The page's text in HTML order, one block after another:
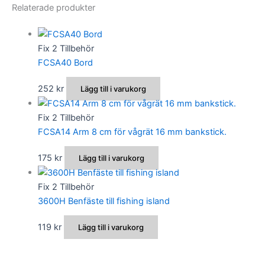
Relaterade produkter
Fix 2 Tillbehör
FCSA40 Bord
252 kr Lägg till i varukorg
Fix 2 Tillbehör
FCSA14 Arm 8 cm för vågrät 16 mm bankstick.
175 kr Lägg till i varukorg
Fix 2 Tillbehör
3600H Benfäste till fishing island
119 kr Lägg till i varukorg